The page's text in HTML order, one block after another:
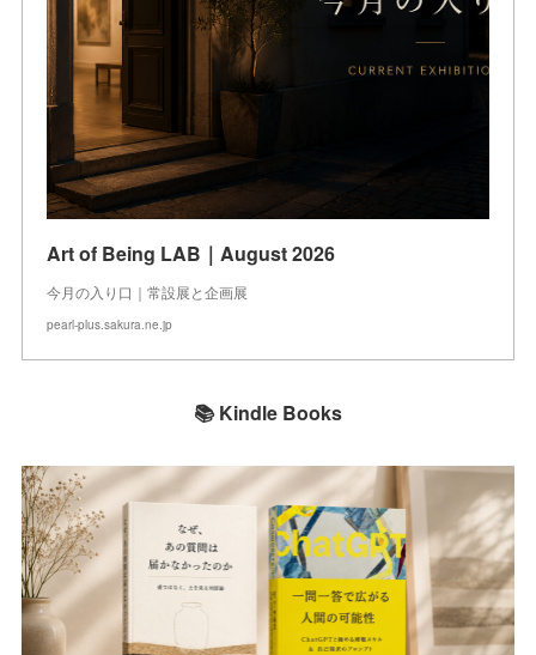
Art of Being LAB｜August 2026
今月の入り口｜常設展と企画展
pearl-plus.sakura.ne.jp
📚 Kindle Books